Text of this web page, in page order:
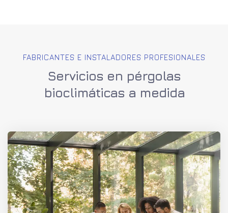
FABRICANTES E INSTALADORES PROFESIONALES
Servicios en pérgolas
bioclimáticas a medida